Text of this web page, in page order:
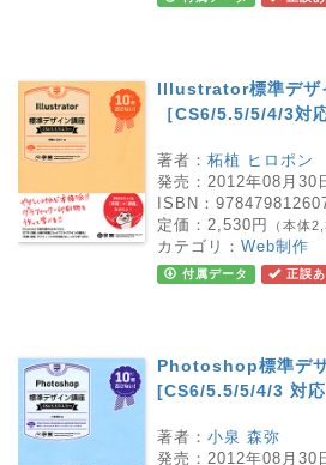
Illustrator標準デザ
［CS6/5.5/5/4/3対応
著者： 柘植 ヒロポン
発売： 2012年08月30
ISBN：
定価： 2,530円 （本体
カテゴリ： Web制作
付属データ 正誤あ
Photoshop標準デ
[CS6/5.5/5/4/3 対
著者： 小泉 森弥
発売： 2012年08月30